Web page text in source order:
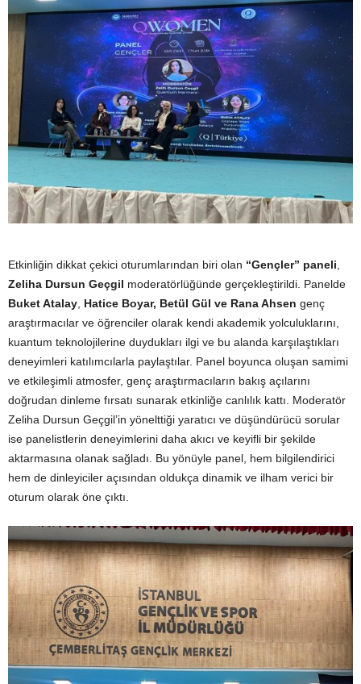
Etkinliğin dikkat çekici oturumlarından biri olan “Gençler” paneli
Zeliha Dursun Geçgil moderatörlüğünde gerçekleştirildi. Panelde
Buket Atalay Hatice Boyar, Betül Gül ve Rana Ahsen genç
araştırmacılar ve öğrenciler olarak kendi akademik yolculuklarını,
kuantum teknolojilerine duydukları ilgi ve bu alanda karşılaştıkları
deneyimleri katılımcılarla paylaştılar. Panel boyunca oluşan samimi
ve etkileşimli atmosfer, genç araştırmacıların bakış açılarını
doğrudan dinleme fırsatı sunarak etkinliğe canlılık kattı. Moderatör
Zeliha Dursun Geçgil’in yönelttiği yaratıcı ve düşündürücü sorular
ise panelistlerin deneyimlerini daha akıcı ve keyifli bir şekilde
aktarmasına olanak sağladı. Bu yönüyle panel, hem bilgilendirici
hem de dinleyiciler açısından oldukça dinamik ve ilham verici bir
oturum olarak öne çıktı.